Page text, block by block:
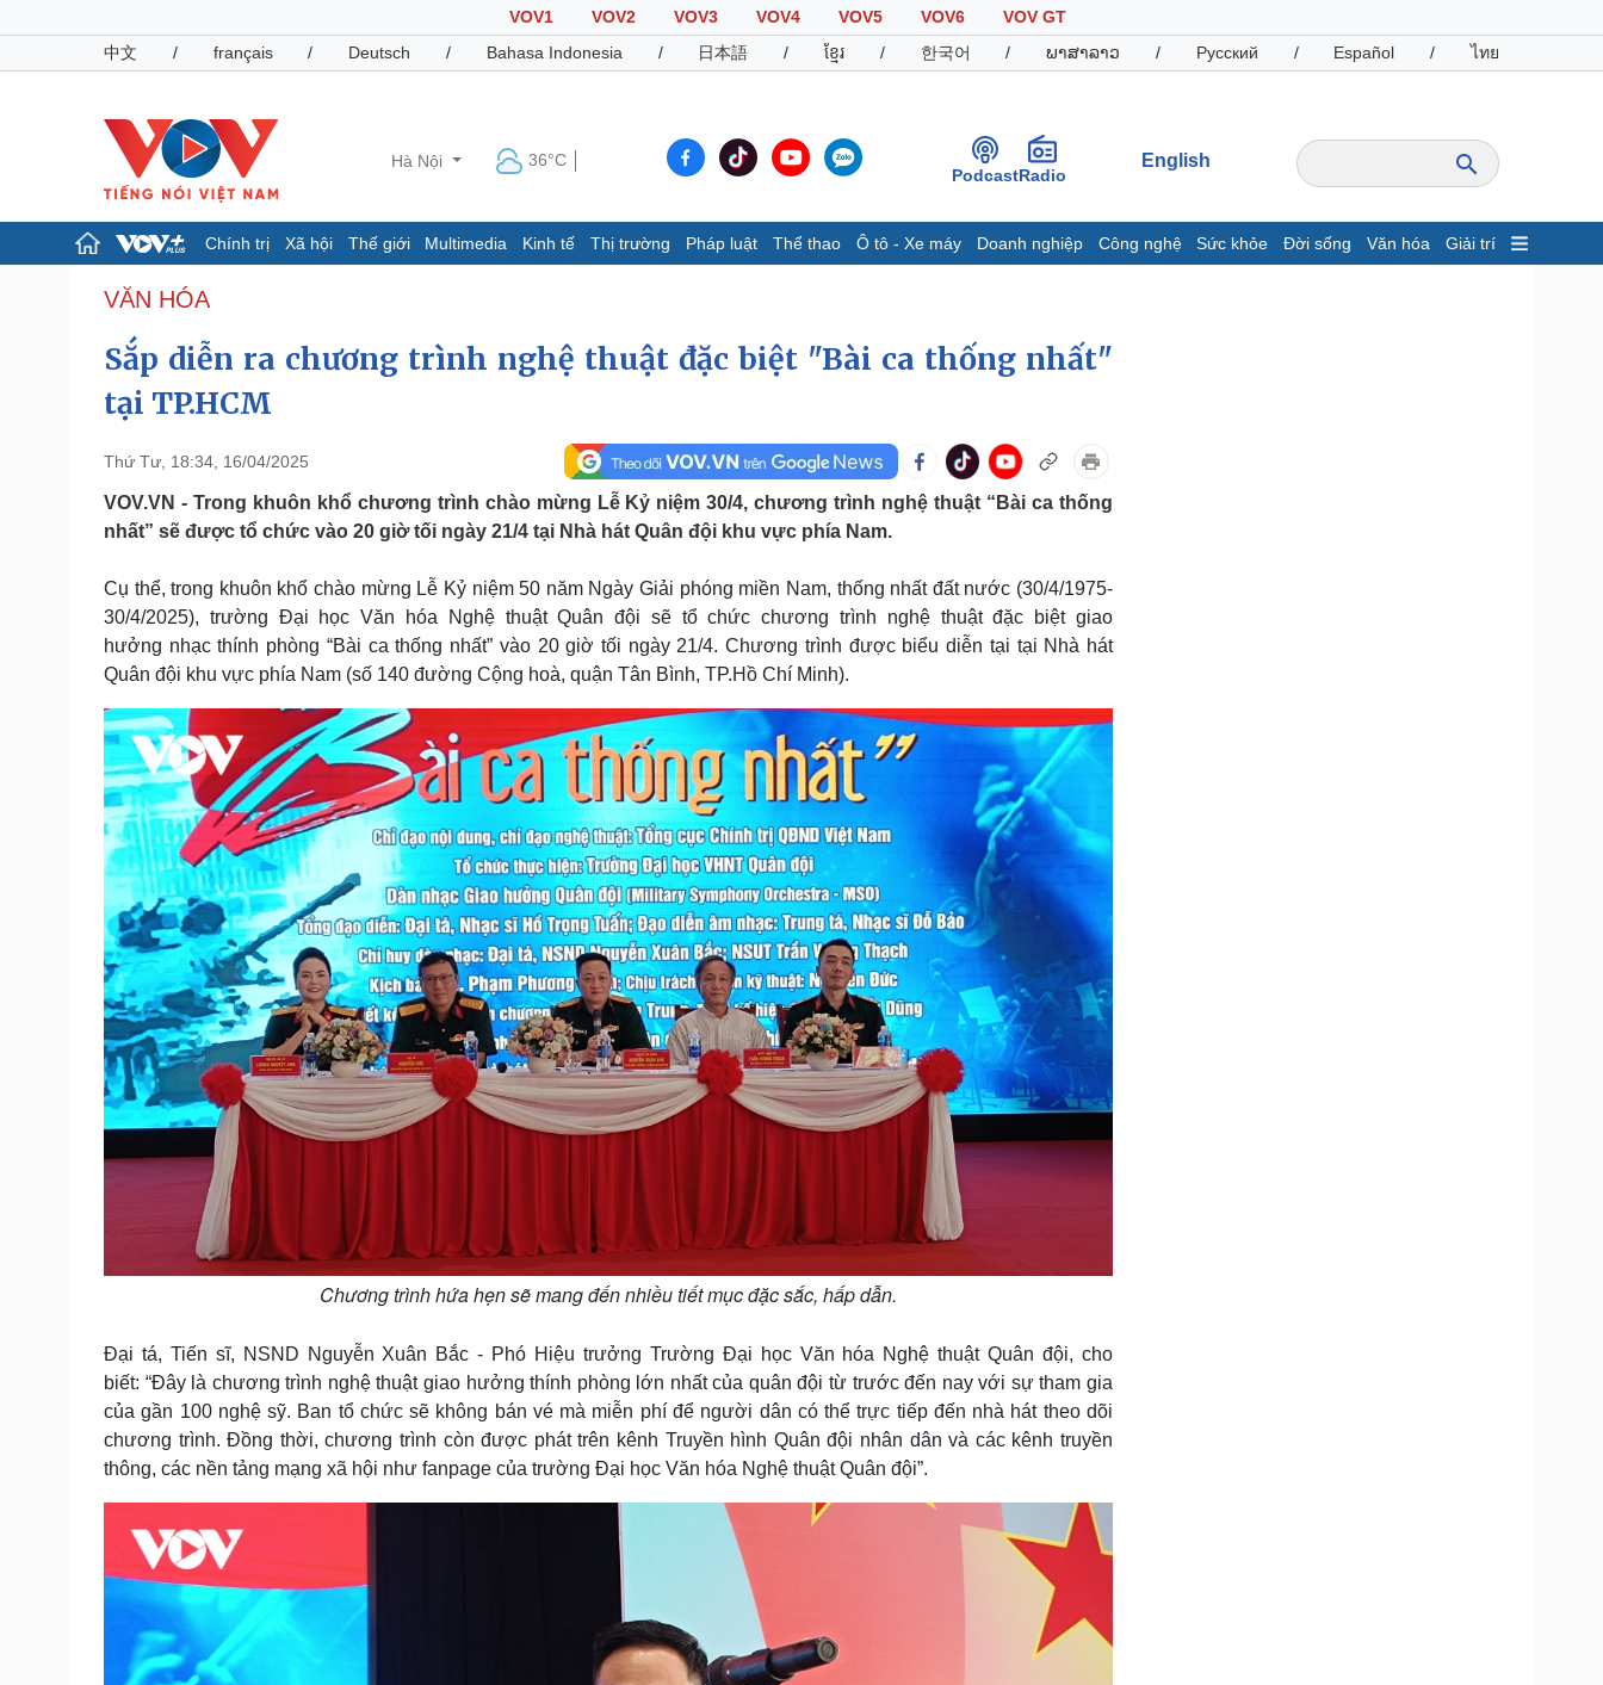
VOV1 VOV2 VOV3 VOV4 VOV5 VOV6
VOV GT
中文
/ français / Deutsch / Bahasa Indonesia / 日本語 / ខ្មែរ / 한국어 / ພາສາລາວ / Русский / Español / ไทย
Hà Nội 36°C
PodcastRadio
English
Chính trị Xã hội Thế giới Multimedia Kinh tế Thị trường Pháp luật Thể thao Ô tô - Xe máy Doanh nghiệp Công nghệ Sức khỏe Đời sống Văn hóa Giải trí
Chính trị
Tổ chức nhân sự
Quốc hội
Nhận diện sự thật
Dự báo thời tiết
Giáo dục
Cuộc sống đó đây
Hồ sơ
Ảnh
E-Magazine
Khởi nghiệp
Pháp luật
Vụ án
Quân sự - Quốc phòng
Vũ khí
Việt Nam
Thể thao
Bóng đá
Lịch thi đấu bóng đá
eSports
Hậu trường
Ô tô - Xe máy
Ô tô
Doanh nghiệp
Vì cộng đồng
Sức khỏe
Cây thuốc
Sản phụ khoa
Nhi khoa
Nam khoa
Làm đẹp - giảm cân
Phòng mạch online
Ăn sạch sống khỏe
Đời sống
Blog
Tình yêu - Gia đình
Văn hóa
Văn học
Âm nhạc
Di sản
Giải trí
Thời trang
Sao Việt
Săn Tour
check-in
Cải chính
VĂN HÓA
Sắp diễn ra chương trình nghệ thuật đặc biệt "Bài ca thống nhất"
tại TP.HCM
Thứ Tư, 18:34, 16/04/2025
VOV.VN - Trong khuôn khổ chương trình chào mừng Lễ Kỷ niệm 30/4, chương trình nghệ thuật “Bài ca thống
nhất” sẽ được tổ chức vào 20 giờ tối ngày 21/4 tại Nhà hát Quân đội khu vực phía Nam.
Cụ thể, trong khuôn khổ chào mừng Lễ Kỷ niệm 50 năm Ngày Giải phóng miền Nam, thống nhất đất nước (30/4/1975-
30/4/2025), trường Đại học Văn hóa Nghệ thuật Quân đội sẽ tổ chức chương trình nghệ thuật đặc biệt giao
hưởng nhạc thính phòng “Bài ca thống nhất” vào 20 giờ tối ngày 21/4. Chương trình được biểu diễn tại tại Nhà hát
Quân đội khu vực phía Nam (số 140 đường Cộng hoà, quận Tân Bình, TP.Hồ Chí Minh).
Chương trình hứa hẹn sẽ mang đến nhiều tiết mục đặc sắc, hấp dẫn.
Đại tá, Tiến sĩ, NSND Nguyễn Xuân Bắc - Phó Hiệu trưởng Trường Đại học Văn hóa Nghệ thuật Quân đội, cho
biết: “Đây là chương trình nghệ thuật giao hưởng thính phòng lớn nhất của quân đội từ trước đến nay với sự tham gia
của gần 100 nghệ sỹ. Ban tổ chức sẽ không bán vé mà miễn phí để người dân có thể trực tiếp đến nhà hát theo dõi
chương trình. Đồng thời, chương trình còn được phát trên kênh Truyền hình Quân đội nhân dân và các kênh truyền
thông, các nền tảng mạng xã hội như fanpage của trường Đại học Văn hóa Nghệ thuật Quân đội”.